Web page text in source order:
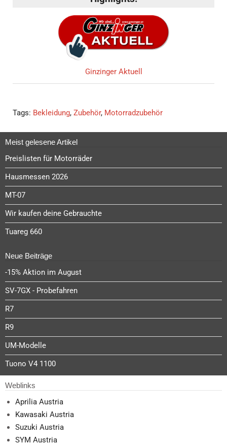
Ginzinger Aktuell
Tags: Bekleidung, Zubehör, Motorradzubehör
Meist gelesene Artikel
Preislisten für Motorräder
Hausmessen 2026
MT-07
Wir kaufen deine Gebrauchte
Tuareg 660
Neue Beiträge
-15% Aktion im August
SV-7GX - Probefahren
R7
R9
UM-Modelle
Tuono V4 1100
Weblinks
Aprilia Austria
Kawasaki Austria
Suzuki Austria
SYM Austria